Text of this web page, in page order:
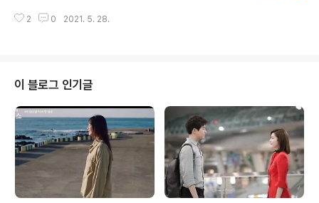
는 혹독한 훈련 과정과 더불어 조교들의 조롱 섞인 말들까
텅 빌 정도였다. 당시 대중들의 시선은 한 TV드라마에 쏠
을 비롯해 작품상, 연출상, 남자 최우수연기상, 극본상, 남
자 신인연기상을 모두 에 안겼다. 가장 충격적이었던 건, 그
간 TV에서는 거의 금기시 되다시피 했던 광주 민주화운동
의 실제 영상들이 드라마 속 장면으로 시청자들에게 전해
졌다는 점이었다. 대학가를 중심으로 당시의 끔찍했던 장
면들이 알려지긴 했지만..
2 0 2021. 5. 28.
이 블로그 인기글